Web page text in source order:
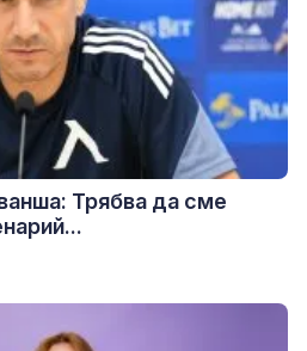
Трябва да сме